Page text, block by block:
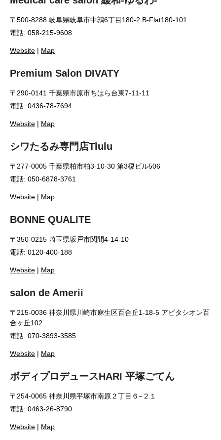
〒500-8288 岐阜県岐阜市中鶉6丁目180-2 B-Flat180-101
電話: 058-215-9608
Website | Map
Premium Salon DIVATY
〒290-0141 千葉県市原市ちはら台東7-11-11
電話: 0436-78-7694
Website | Map
シワたるみ専門店Tlulu
〒277-0005 千葉県柏市柏3-10-30 第3榎ビル506
電話: 050-6878-3761
Website | Map
BONNE QUALITE
〒350-0215 埼玉県坂戸市関間4-14-10
電話: 0120-400-188
Website | Map
salon de Amerii
〒215-0036 神奈川県川崎市麻生区百合丘1-18-5 アビタシオン百
合ヶ丘102
電話: 070-3893-3585
Website | Map
ボディプロデュースHARI 平塚ごてん
〒254-0065 神奈川県平塚市南原２丁目６−２１
電話: 0463-26-8790
Website | Map